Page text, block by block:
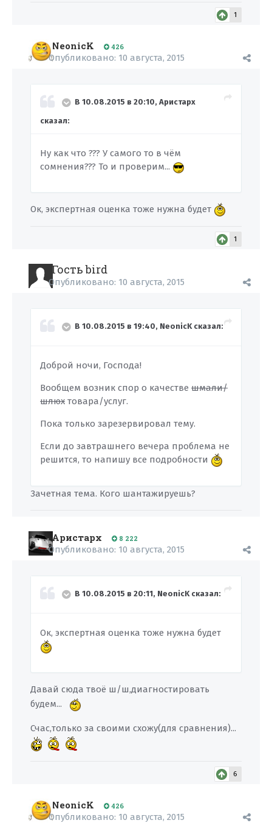
1
NeonicK 426
Опубликовано: 10 августа, 2015
В 10.08.2015 в 20:10, Аристарх
сказал:
Ну как что ??? У самого то в чём
сомнения??? То и проверим...
Ок, экспертная оценка тоже нужна будет
1
Гость bird
Опубликовано: 10 августа, 2015
В 10.08.2015 в 19:40, NeonicK сказал:
Доброй ночи, Господа!
Вообщем возник спор о качестве шмали/
шлюх товара/услуг.
Пока только зарезервировал тему.
Если до завтрашнего вечера проблема не
решится, то напишу все подробности
Зачетная тема. Кого шантажируешь?
Аристарх 8 222
Опубликовано: 10 августа, 2015
В 10.08.2015 в 20:11, NeonicK сказал:
Ок, экспертная оценка тоже нужна будет
Давай сюда твоё ш/ш,диагностировать
будем...
Счас,только за своими схожу(для сравнения)...
6
NeonicK 426
Опубликовано: 10 августа, 2015